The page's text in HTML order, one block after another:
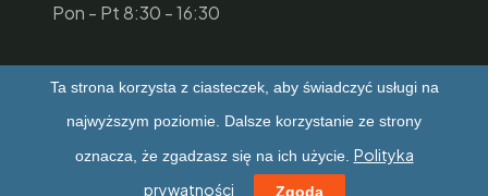
Pon - Pt 8:30 - 16:30
Copyright © 2025 byBez Asfaltu 4x4. All Rights
Polityka prywatności
Ta strona korzysta z ciasteczek, aby świadczyć usługi na
najwyższym poziomie. Dalsze korzystanie ze strony
oznacza, że zgadzasz się na ich użycie. Polityka
prywatności
Zgoda